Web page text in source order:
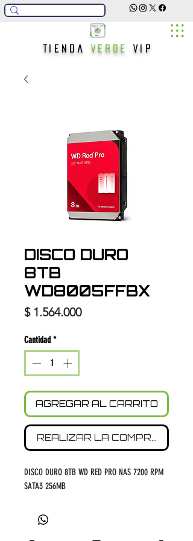
TiendaVerde Vip
DISCO DURO
8TB
WD8005FFBX
$ 1.564.000Precio
Cantidad *
AGREGAR AL CARRITO
REALIZAR LA COMPRA
DISCO DURO 8TB WD RED PRO NAS 7200 RPM
SATA3 256MB